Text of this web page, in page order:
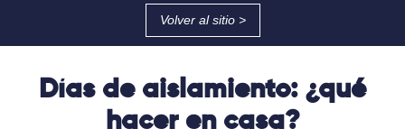
Volver al sitio >
Días de aislamiento: ¿qué
hacer en casa?